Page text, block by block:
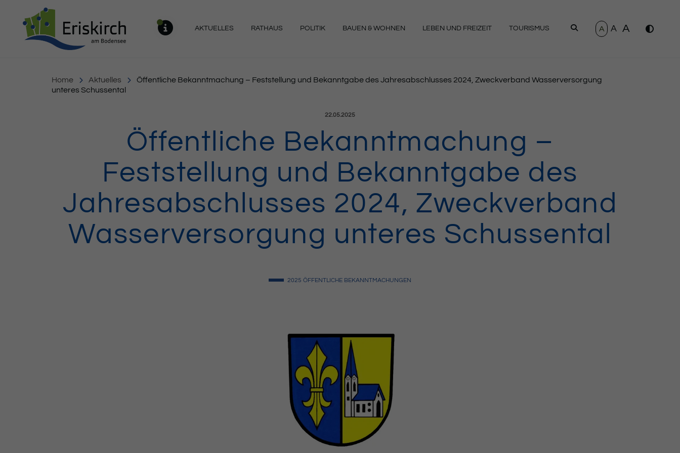
AKTUELLES RATHAUS POLITIK BAUEN & WOHNEN LEBEN UND FREIZEIT TOURISMUS SUCHEN
A A A
Home Aktuelles
Öffentliche Bekanntmachung – Feststellung und Bekanntgabe des Jahresabschlusses 2024, Zweckverband Wasserversorgung
unteres Schussental
Veröffentlicht am:
22.05.2025
Öffentliche Bekanntmachung –
Feststellung und Bekanntgabe des
Jahresabschlusses 2024, Zweckverband
Wasserversorgung unteres Schussental
2025 ÖFFENTLICHE BEKANNTMACHUNGEN